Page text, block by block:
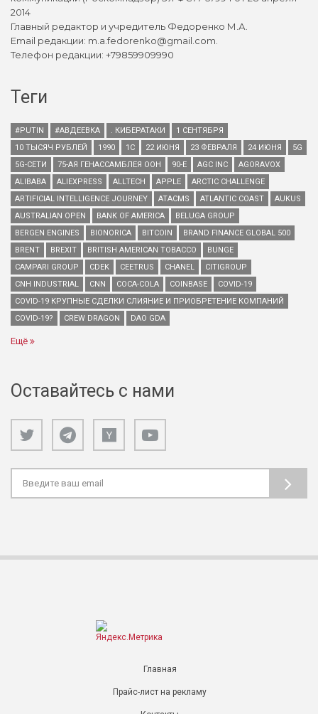
2014
Главный редактор и учредитель Федоренко М.А.
Email редакции: m.a.fedorenko@gmail.com.
Телефон редакции: +79859909990
Теги
#PUTIN #АВДЕЕВКА . КИБЕРАТАКИ
1 СЕНТЯБРЯ
10 ТЫСЯЧ РУБЛЕЙ
1990 1С 22 ИЮНЯ 23 ФЕВРАЛЯ 24 ИЮНЯ
5G
5G-СЕТИ
75-АЯ ГЕНАССАМБЛЕЯ ООН 90-Е AGC INC
AGORAVOX
ALIBABA
ALIEXPRESS ALLTECH APPLE
ARCTIC CHALLENGE
ARTIFICIAL INTELLIGENCE JOURNEY
ATACMS ATLANTIC COAST
AUKUS
AUSTRALIAN OPEN
BANK OF AMERICA
BELUGA GROUP
BERGEN ENGINES
BIONORICA BITCOIN
BRAND FINANCE GLOBAL 500
BRENT
BREXIT BRITISH AMERICAN TOBACCO
BUNGE
CAMPARI GROUP
CDEK CEETRUS CHANEL
CITIGROUP
CNH INDUSTRIAL
CNN COCA-COLA COINBASE
COVID-19
COVID-19 КРУПНЫЕ СДЕЛКИ СЛИЯНИЕ И ПРИОБРЕТЕНИЕ КОМПАНИЙ
COVID-19?
CREW DRAGON DAO GDA
Ещё
Оставайтесь с нами
Главная
Прайс-лист на рекламу